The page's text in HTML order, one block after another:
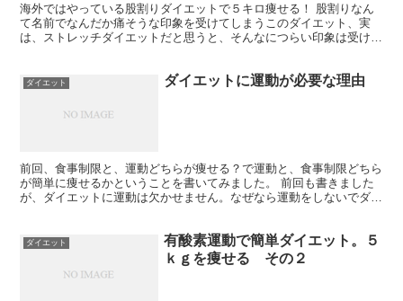
海外ではやっている股割りダイエットで５キロ痩せる！ 股割りなん
て名前でなんだか痛そうな印象を受けてしまうこのダイエット、実
は、ストレッチダイエットだと思うと、そんなにつらい印象は受けず
ダイエット ダイエットに運動が必要な理由
前回、食事制限と、運動どちらが痩せる？で運動と、食事制限どちら
が簡単に痩せるかということを書いてみました。 前回も書きました
が、ダイエットに運動は欠かせません。なぜなら運動をしないでダイ
ダイエット
有酸素運動で簡単ダイエット。５
ｋｇを痩せる その２